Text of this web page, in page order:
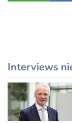
Interviews